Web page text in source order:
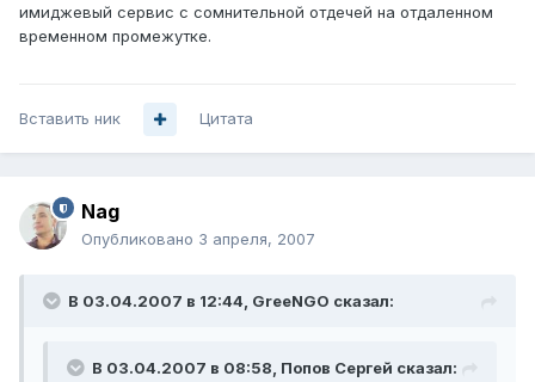
имиджевый сервис с сомнительной отдечей на отдаленном
временном промежутке.
Вставить ник Цитата
Nag
Опубликовано 3 апреля, 2007
В 03.04.2007 в 12:44, GreeNGO сказал:
В 03.04.2007 в 08:58, Попов Сергей сказал: